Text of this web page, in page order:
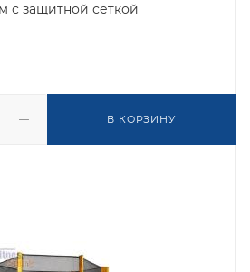
с защитной сеткой
В КОРЗИНУ